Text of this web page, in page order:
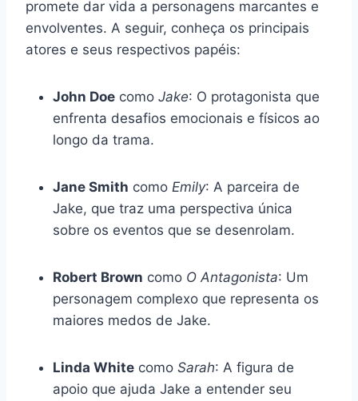
promete dar vida a personagens marcantes e
envolventes. A seguir, conheça os principais
atores e seus respectivos papéis:
John Doe como Jake: O protagonista que
enfrenta desafios emocionais e físicos ao
longo da trama.
Jane Smith como Emily: A parceira de
Jake, que traz uma perspectiva única
sobre os eventos que se desenrolam.
Robert Brown como O Antagonista: Um
personagem complexo que representa os
maiores medos de Jake.
Linda White como Sarah: A figura de
apoio que ajuda Jake a entender seu